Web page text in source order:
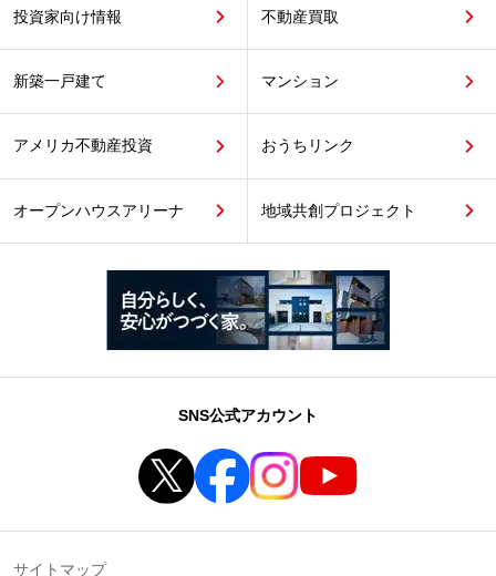
投資家向け情報 不動産買取
新築一戸建て マンション
アメリカ不動産投資 おうちリンク
オープンハウスアリーナ 地域共創プロジェクト
SNS公式アカウント
サイトマップ